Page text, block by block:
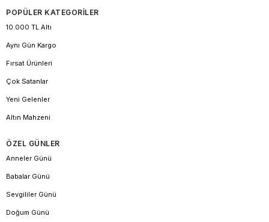
POPÜLER KATEGORİLER
10.000 TL Altı
Aynı Gün Kargo
Fırsat Ürünleri
Çok Satanlar
Yeni Gelenler
Altın Mahzeni
ÖZEL GÜNLER
Anneler Günü
Babalar Günü
Sevgililer Günü
Doğum Günü